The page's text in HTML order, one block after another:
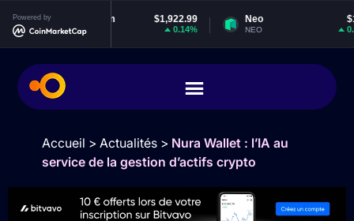
Powered by
Ethereum $1,922.99
ETH
Neo
Accueil > Actualités> Nura Wallet : l’IA au
service de la gestion d’actifs crypto